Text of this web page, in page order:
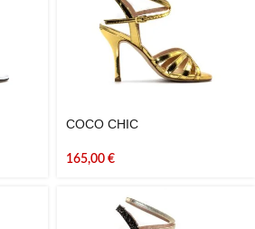
COCO CHIC
165,00 €